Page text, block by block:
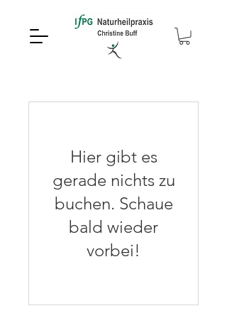
Hier gibt es
gerade nichts zu
buchen. Schaue
bald wieder
vorbei!